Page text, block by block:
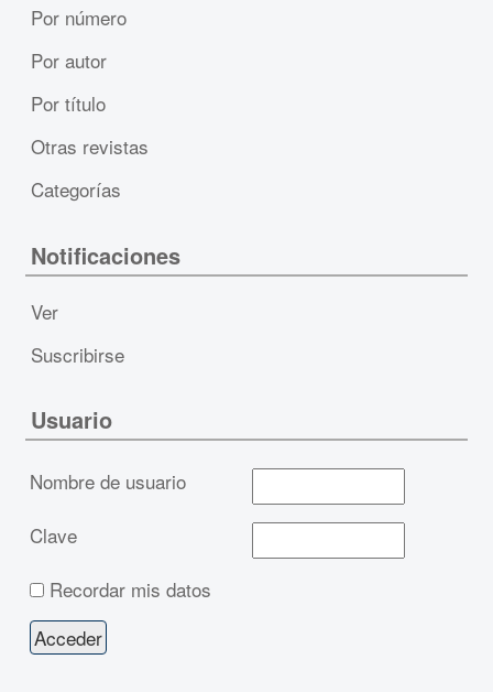
Por número
Por autor
Por título
Otras revistas
Categorías
Notificaciones
Ver
Suscribirse
Usuario
Nombre de usuario
Clave
Recordar mis datos